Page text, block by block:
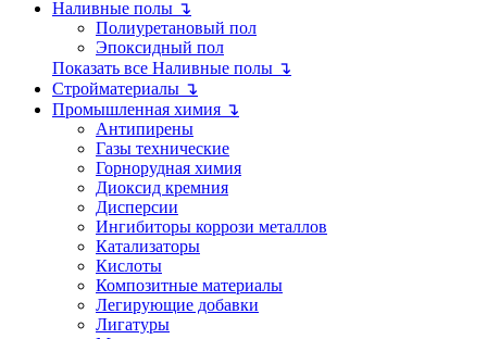
Наливные полы ↴
Полиуретановый пол
Эпоксидный пол
Показать все Наливные полы ↴
Стройматериалы ↴
Промышленная химия ↴
Антипирены
Газы технические
Горнорудная химия
Диоксид кремния
Дисперсии
Ингибиторы коррози металлов
Катализаторы
Кислоты
Композитные материалы
Легирующие добавки
Лигатуры